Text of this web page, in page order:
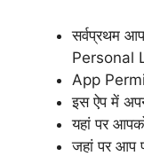
सर्वप्रथम
Personal
App
इस ऐप में
यहां पर
जहां पर आप